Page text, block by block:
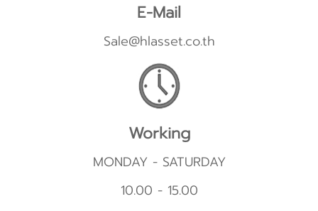
E-Mail
Sale@hlasset.co.th
Working
MONDAY - SATURDAY
10.00 - 15.00